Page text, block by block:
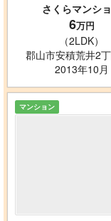
さくらマンシ
6万円
（2LDK）
郡山市安積荒井2
2013年10月
マンション